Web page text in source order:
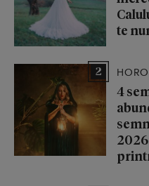
te
2
4